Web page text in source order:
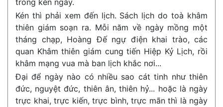
trong kén ngày.
Kén thì phải xem đến lịch. Sách lịch do toà khâm
thiên giám soạn ra. Mỗi năm về ngày mồng một
tháng chạp, Hoàng Đế ngự điện khai trào, các
quan Khâm thiên giám cung tiến Hiệp Kỷ Lịch, rồi
khâm mạng vua mà ban lịch khắc nơi...
Đại để ngày nào có nhiều sao cát tinh như thiên
đức, nguyệt đức, thiên ân, thiên hỷ... hoặc là ngày
trực khai, trực kiến, trực bình, trực mãn thì là ngày